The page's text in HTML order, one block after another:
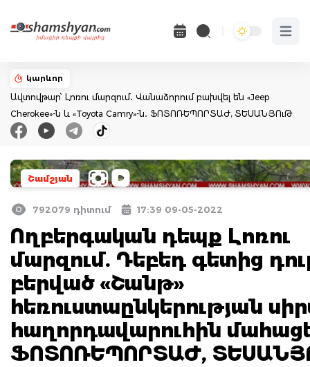
Open
կարևոր
Ավտովթար՝ Լոռու մարզում․ Վանաձորում բախվել են «Jeep
Cherokee»-ն և «Toyota Camry»-ն․ ՖՈՏՈՌԵՊՈՐՏԱԺ, ՏԵՍԱՆՅՈւԹ
Շամշյան
792079 դիտում 17:39 09-05-2022
Ողբերգական դեպք Լոռու
մարզում. Դեբեդ գետից
բերված «Շանթ»
հեռուստաընկերության
հաղորդավարուհին
ՖՈՏՈՌԵՊՈՐՏԱԺ,